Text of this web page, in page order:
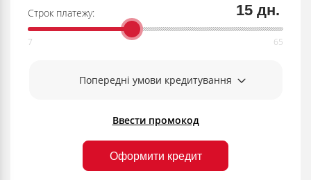
Строк платежу: 15 дн.
Попередні умови кредитування
Ввести промокод
Оформити кредит